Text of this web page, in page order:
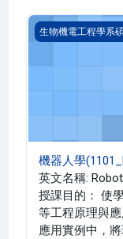
機器人學
生物機電工程學系
機器人學
英文名稱:
授課目的： 使
等工程原理與
應用實例中，